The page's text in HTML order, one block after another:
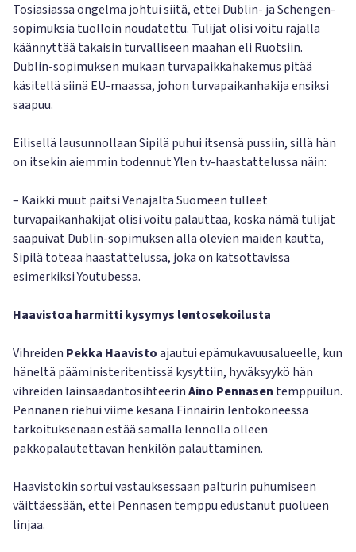
Tosiasiassa ongelma johtui siitä, ettei Dublin- ja Schengen-
sopimuksia tuolloin noudatettu. Tulijat olisi voitu rajalla
käännyttää takaisin turvalliseen maahan eli Ruotsiin.
Dublin-sopimuksen mukaan turvapaikkahakemus pitää
käsitellä siinä EU-maassa, johon turvapaikanhakija ensiksi
saapuu.
Eilisellä lausunnollaan Sipilä puhui itsensä pussiin, sillä hän
on itsekin aiemmin todennut Ylen tv-haastattelussa näin:
– Kaikki muut paitsi Venäjältä Suomeen tulleet
turvapaikanhakijat olisi voitu palauttaa, koska nämä tulijat
saapuivat Dublin-sopimuksen alla olevien maiden kautta,
Sipilä toteaa haastattelussa, joka on katsottavissa
esimerkiksi Youtubessa.
Haavistoa harmitti kysymys lentosekoilusta
Vihreiden Pekka Haavistoajautui epämukavuusalueelle, kun
häneltä pääministeritentissä kysyttiin, hyväksyykö hän
vihreiden lainsäädäntösihteerinAino Pennasen temppuilun.
Pennanen riehui viime kesänä Finnairin lentokoneessa
tarkoituksenaan estää samalla lennolla olleen
pakkopalautettavan henkilön palauttaminen.
Haavistokin sortui vastauksessaan palturin puhumiseen
väittäessään, ettei Pennasen temppu edustanut puolueen
linjaa.